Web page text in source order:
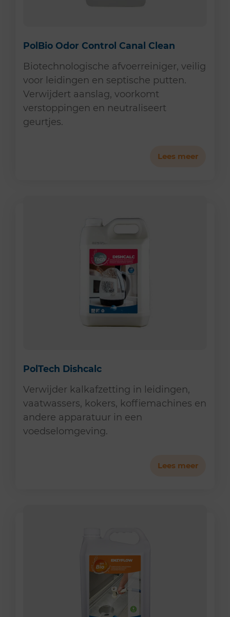
PolBio Odor Control Canal Clean
Biotechnologische afvoerreiniger, veilig
voor leidingen en septische putten.
Verwijdert aanslag, voorkomt
verstoppingen en neutraliseert
geurtjes.
Lees meer
PolTech Dishcalc
Verwijder kalkafzetting in leidingen,
vaatwassers, kokers, koffiemachines en
andere apparatuur in een
voedselomgeving.
Lees meer